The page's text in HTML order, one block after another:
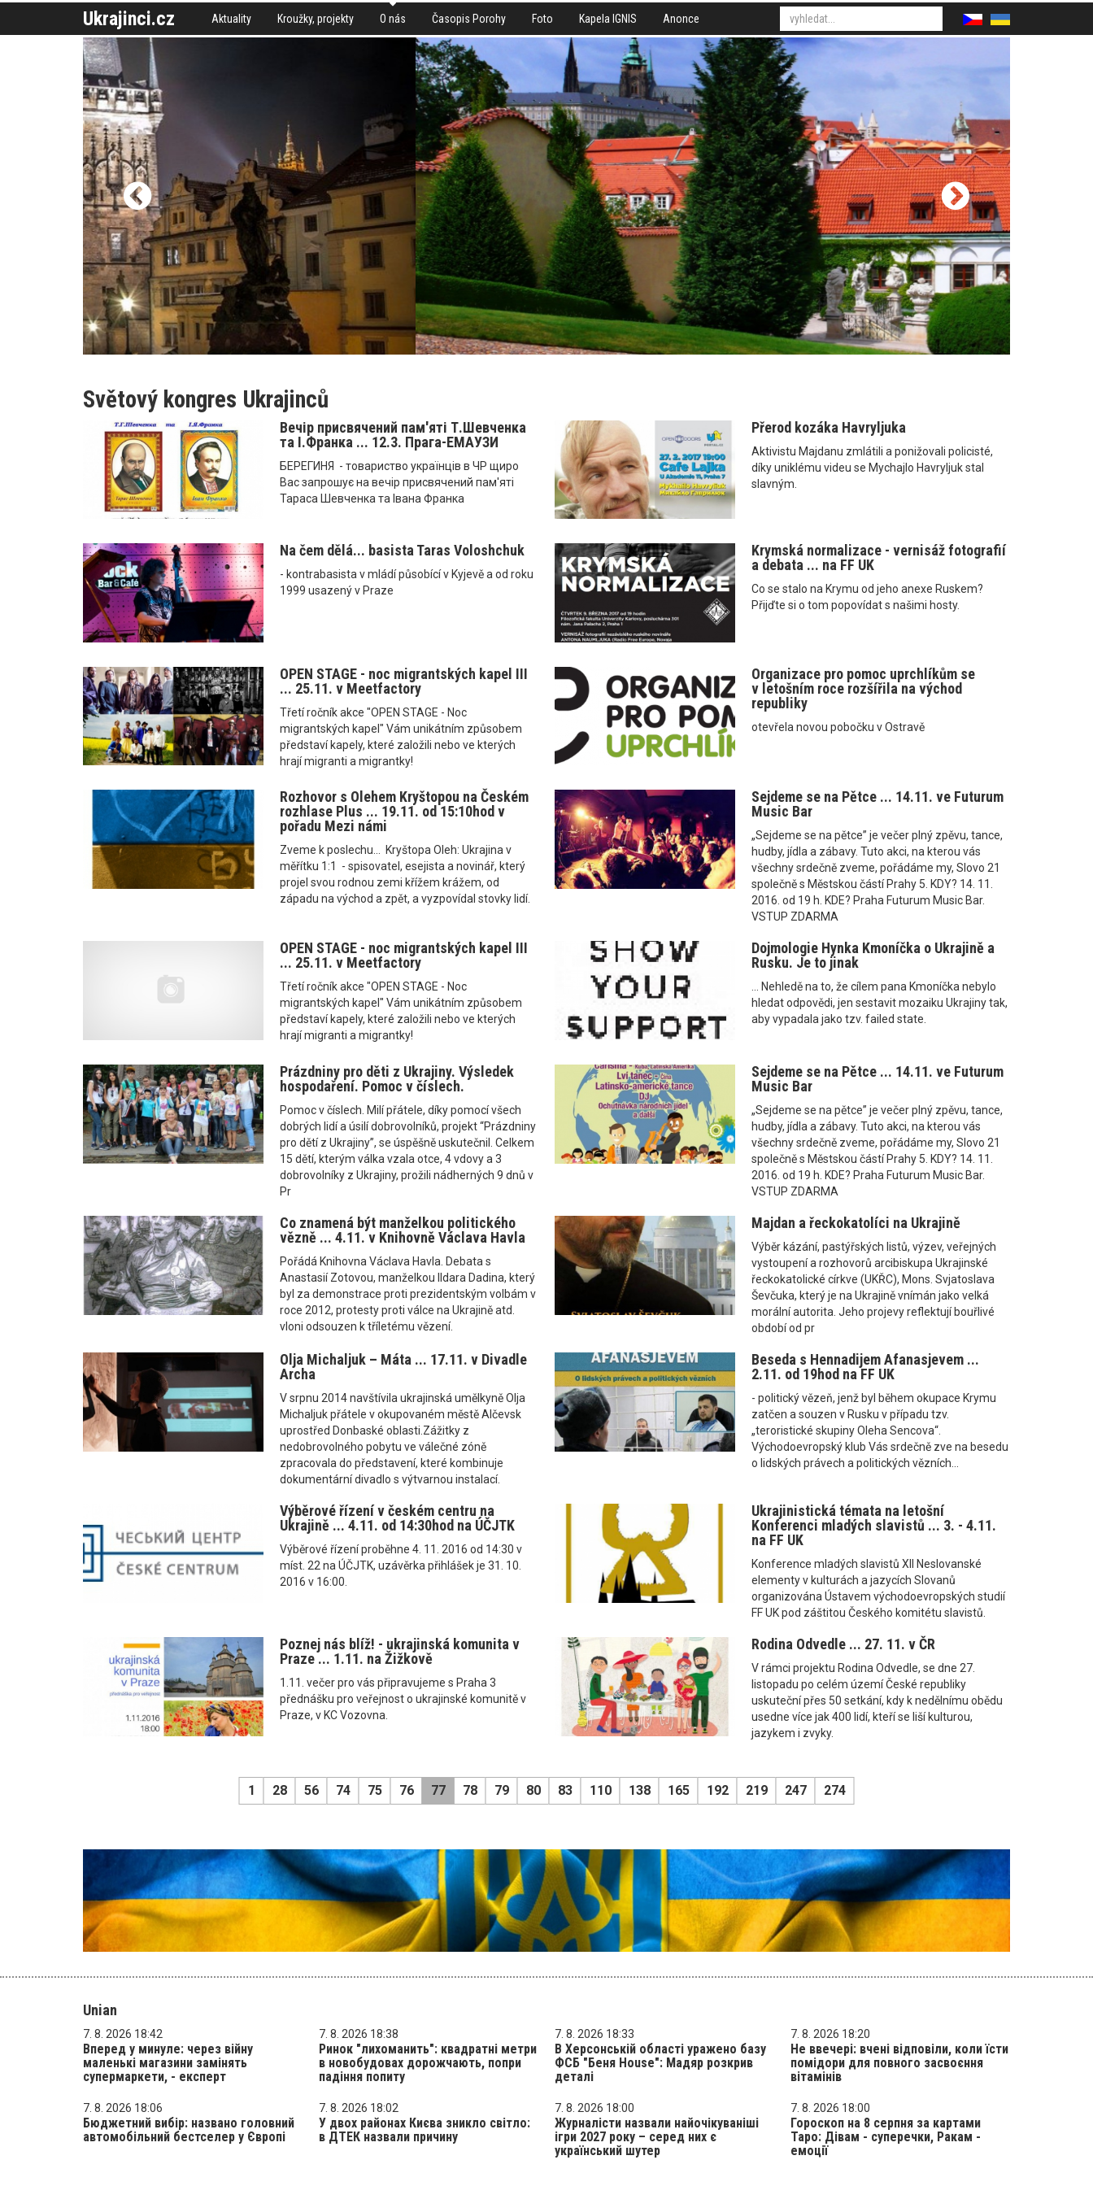
Ukrajinci.cz Aktuality Kroužky, projekty O nás Časopis Porohy Foto Kapela IGNIS Anonce
Světový kongres Ukrajinců
Вечір присвячений пам'яті Т.Шевченка
та І.Франка ... 12.3. Прага-ЕМАУЗИ
БЕРЕГИНЯ - товариство українців в ЧР щиро
Вас запрошує на вечір присвячений пам'яті
Тараса Шевченка та Івана Франка
Přerod kozáka Havryljuka
Aktivistu Majdanu zmlátili a ponižovali policisté,
díky uniklému videu se Mychajlo Havryljuk stal
slavným.
Na čem dělá... basista Taras Voloshchuk
- kontrabasista v mládí působící v Kyjevě a od roku
1999 usazený v Praze
Krymská normalizace - vernisáž fotografií
a debata ... na FF UK
Co se stalo na Krymu od jeho anexe Ruskem?
Přijďte si o tom popovídat s našimi hosty.
OPEN STAGE - noc migrantských kapel III
... 25.11. v Meetfactory
Třetí ročník akce "OPEN STAGE - Noc
migrantských kapel" Vám unikátním způsobem
představí kapely, které založili nebo ve kterých
hrají migranti a migrantky!
Organizace pro pomoc uprchlíkům se
v letošním roce rozšířila na východ
republiky
otevřela novou pobočku v Ostravě
Rozhovor s Olehem Kryštopou na Českém
rozhlase Plus ... 19.11. od 15:10hod v
pořadu Mezi námi
Zveme k poslechu... Kryštopa Oleh: Ukrajina v
měřítku 1:1 - spisovatel, esejista a novinář, který
projel svou rodnou zemi křížem krážem, od
západu na východ a zpět, a vyzpovídal stovky lidí.
Sejdeme se na Pětce ... 14.11. ve Futurum
Music Bar
„Sejdeme se na pětce” je večer plný zpěvu, tance,
hudby, jídla a zábavy. Tuto akci, na kterou vás
všechny srdečně zveme, pořádáme my, Slovo 21
společně s Městskou částí Prahy 5. KDY? 14. 11.
2016. od 19 h. KDE? Praha Futurum Music Bar.
VSTUP ZDARMA
OPEN STAGE - noc migrantských kapel III
... 25.11. v Meetfactory
Třetí ročník akce "OPEN STAGE - Noc
migrantských kapel" Vám unikátním způsobem
představí kapely, které založili nebo ve kterých
hrají migranti a migrantky!
Dojmologie Hynka Kmoníčka o Ukrajině a
Rusku. Je to jinak
... Nehledě na to, že cílem pana Kmoníčka nebylo
hledat odpovědi, jen sestavit mozaiku Ukrajiny tak,
aby vypadala jako tzv. failed state.
Prázdniny pro děti z Ukrajiny. Výsledek
hospodaření. Pomoc v číslech.
Pomoc v číslech. Milí přátele, díky pomocí všech
dobrých lidí a úsilí dobrovolníků, projekt “Prázdniny
pro dětí z Ukrajiny”, se úspěšně uskutečnil. Celkem
15 dětí, kterým válka vzala otce, 4 vdovy a 3
dobrovolníky z Ukrajiny, prožili nádherných 9 dnů v
Pr
Sejdeme se na Pětce ... 14.11. ve Futurum
Music Bar
„Sejdeme se na pětce” je večer plný zpěvu, tance,
hudby, jídla a zábavy. Tuto akci, na kterou vás
všechny srdečně zveme, pořádáme my, Slovo 21
společně s Městskou částí Prahy 5. KDY? 14. 11.
2016. od 19 h. KDE? Praha Futurum Music Bar.
VSTUP ZDARMA
Co znamená být manželkou politického
vězně ... 4.11. v Knihovně Václava Havla
Pořádá Knihovna Václava Havla. Debata s
Anastasií Zotovou, manželkou Ildara Dadina, který
byl za demonstrace proti prezidentským volbám v
roce 2012, protesty proti válce na Ukrajině atd.
vloni odsouzen k tříletému vězení.
Majdan a řeckokatolíci na Ukrajině
Výběr kázání, pastýřských listů, výzev, veřejných
vystoupení a rozhovorů arcibiskupa Ukrajinské
řeckokatolické církve (UKŘC), Mons. Svjatoslava
Ševčuka, který je na Ukrajině vnímán jako velká
morální autorita. Jeho projevy reflektují bouřlivé
období od pr
Olja Michaljuk – Máta ... 17.11. v Divadle
Archa
V srpnu 2014 navštívila ukrajinská umělkyně Olja
Michaljuk přátele v okupovaném městě Alčevsk
uprostřed Donbaské oblasti.Zážitky z
nedobrovolného pobytu ve válečné zóně
zpracovala do představení, které kombinuje
dokumentární divadlo s výtvarnou instalací.
Beseda s Hennadijem Afanasjevem ...
2.11. od 19hod na FF UK
- politický vězeň, jenž byl během okupace Krymu
zatčen a souzen v Rusku v případu tzv.
„teroristické skupiny Oleha Sencova“.
Východoevropský klub Vás srdečně zve na besedu
o lidských právech a politických vězních...
Výběrové řízení v českém centru na
Ukrajině ... 4.11. od 14:30hod na ÚČJTK
Výběrové řízení proběhne 4. 11. 2016 od 14:30 v
míst. 22 na ÚČJTK, uzávěrka přihlášek je 31. 10.
2016 v 16:00.
Ukrajinistická témata na letošní
Konferenci mladých slavistů ... 3. - 4.11.
na FF UK
Konference mladých slavistů XII Neslovanské
elementy v kulturách a jazycích Slovanů
organizována Ústavem východoevropských studií
FF UK pod záštitou Českého komitétu slavistů.
Poznej nás blíž! - ukrajinská komunita v
Praze ... 1.11. na Žižkově
1.11. večer pro vás připravujeme s Praha 3
přednášku pro veřejnost o ukrajinské komunitě v
Praze, v KC Vozovna.
Rodina Odvedle ... 27. 11. v ČR
V rámci projektu Rodina Odvedle, se dne 27.
listopadu po celém území České republiky
uskuteční přes 50 setkání, kdy k nedělnímu obědu
usedne více jak 400 lidí, kteří se liší kulturou,
jazykem i zvyky.
1 28 56 74 75 76 77 78 79 80 83 110 138 165 192 219 247 274
Unian
7. 8. 2026 18:42
Вперед у минуле: через війну
маленькі магазини замінять
супермаркети, - експерт
7. 8. 2026 18:38
Ринок "лихоманить": квадратні метри
в новобудовах дорожчають, попри
падіння попиту
7. 8. 2026 18:33
В Херсонській області уражено базу
ФСБ "Беня House": Мадяр розкрив
деталі
7. 8. 2026 18:20
Не ввечері: вчені відповіли, коли їсти
помідори для повного засвоєння
вітамінів
7. 8. 2026 18:06
Бюджетний вибір: названо головний
автомобільний бестселер у Європі
7. 8. 2026 18:02
У двох районах Києва зникло світло:
в ДТЕК назвали причину
7. 8. 2026 18:00
Журналісти назвали найочікуваніші
ігри 2027 року – серед них є
український шутер
7. 8. 2026 18:00
Гороскоп на 8 серпня за картами
Таро: Дівам - суперечки, Ракам -
емоції